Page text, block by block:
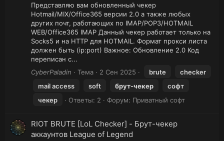
Представляю вам обновленный чекер
Hotmail/MIX/Office365 версии 2.0 а также любых
других почт, работающих по IMAP/POP3/HOTMAIL
WEB/Office365 IMAP Данный чекер работает только на
Socks5 и на HTTP для HOTMAIL. Формат прокси листа
должен быть (ip:port) Важное: Обновление 2.0 Код
переписан с...
CyberPaladin
Тема 2 Сен 2025 brute
checker
mail access
soft брут-чекер
софт
чекер
Ответы: 2 Форум: Приватный софт
RIOT BRUTE [LoL Checker] - Брут-чекер
аккаунтов League of Legend